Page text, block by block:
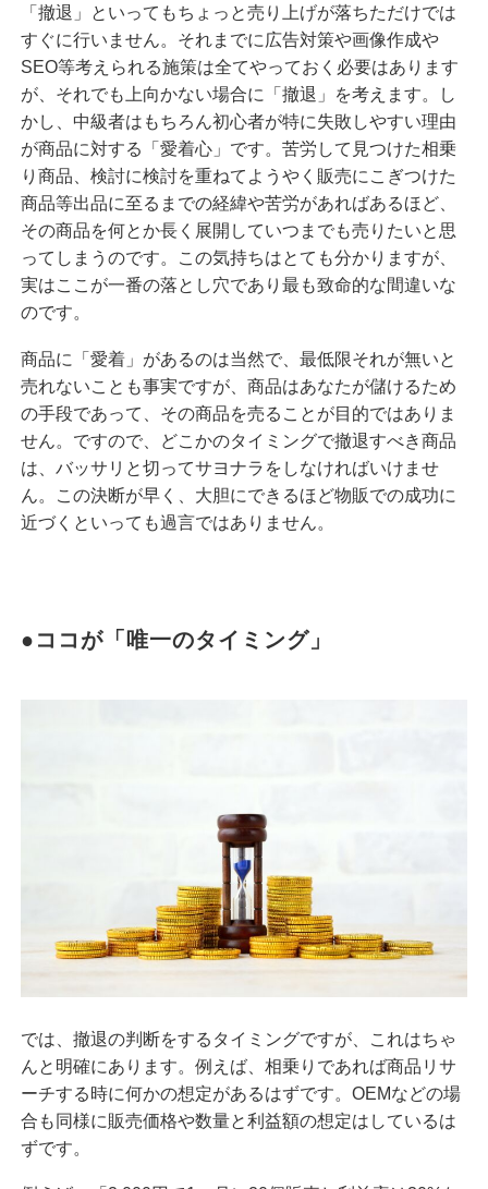
「撤退」といってもちょっと売り上げが落ちただけでは
すぐに行いません。それまでに広告対策や画像作成や
SEO等考えられる施策は全てやっておく必要はあります
が、それでも上向かない場合に「撤退」を考えます。し
かし、中級者はもちろん初心者が特に失敗しやすい理由
が商品に対する「愛着心」です。苦労して見つけた相乗
り商品、検討に検討を重ねてようやく販売にこぎつけた
商品等出品に至るまでの経緯や苦労があればあるほど、
その商品を何とか長く展開していつまでも売りたいと思
ってしまうのです。この気持ちはとても分かりますが、
実はここが一番の落とし穴であり最も致命的な間違いな
のです。
商品に「愛着」があるのは当然で、最低限それが無いと
売れないことも事実ですが、商品はあなたが儲けるため
の手段であって、その商品を売ることが目的ではありま
せん。ですので、どこかのタイミングで撤退すべき商品
は、バッサリと切ってサヨナラをしなければいけませ
ん。この決断が早く、大胆にできるほど物販での成功に
近づくといっても過言ではありません。
●ココが「唯一のタイミング」
では、撤退の判断をするタイミングですが、これはちゃ
んと明確にあります。例えば、相乗りであれば商品リサ
ーチする時に何かの想定があるはずです。OEMなどの場
合も同様に販売価格や数量と利益額の想定はしているは
ずです。